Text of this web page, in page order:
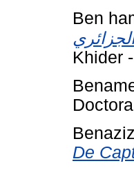
Ben
Khider
De